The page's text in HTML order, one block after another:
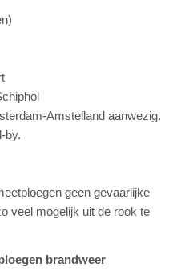
Amstelland aanwezig.
by.
geen gevaarlijke
veel mogelijk uit de rook te
brandweer